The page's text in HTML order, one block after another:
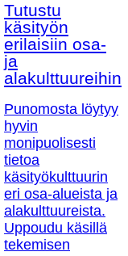
Tutustu
käsityön
erilaisiin osa-
ja
alakulttuureihin!
Punomosta löytyy
hyvin
monipuolisesti
tietoa
käsityökulttuurin
eri osa-alueista ja
alakulttuureista.
Uppoudu käsillä
tekemisen